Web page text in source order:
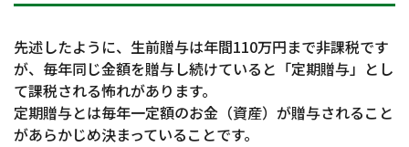
先述したように、生前贈与は年間110万円まで非課税です
が、毎年同じ金額を贈与し続けていると「定期贈与」とし
て課税される怖れがあります。
定期贈与とは毎年一定額のお金（資産）が贈与されること
があらかじめ決まっていることです。